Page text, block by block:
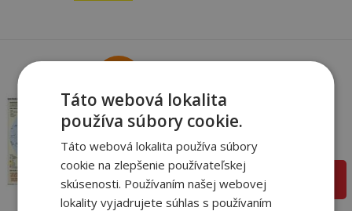
1 €
1,71€
Svetové náboženstvá -
tabuľka A3
autor neuvedený
Na sklade
pridať do košíka
Táto webová lokalita
používa súbory cookie.
Táto webová lokalita používa súbory
cookie na zlepšenie používateľskej
skúsenosti. Používaním našej webovej
lokality vyjadrujete súhlas s používaním